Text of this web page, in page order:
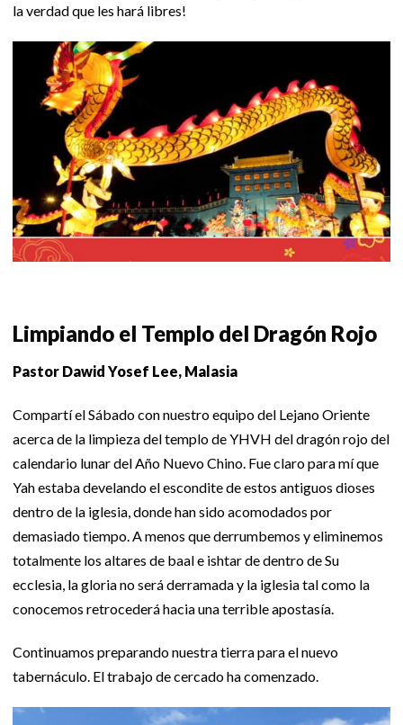
la verdad que les hará libres!
Limpiando el Templo del Dragón Rojo
Pastor Dawid Yosef Lee, Malasia
Compartí el Sábado con nuestro equipo del Lejano Oriente
acerca de la limpieza del templo de YHVH del dragón rojo del
calendario lunar del Año Nuevo Chino. Fue claro para mí que
Yah estaba develando el escondite de estos antiguos dioses
dentro de la iglesia, donde han sido acomodados por
demasiado tiempo. A menos que derrumbemos y eliminemos
totalmente los altares de baal e ishtar de dentro de Su
ecclesia, la gloria no será derramada y la iglesia tal como la
conocemos retrocederá hacia una terrible apostasía.
Continuamos preparando nuestra tierra para el nuevo
tabernáculo. El trabajo de cercado ha comenzado.